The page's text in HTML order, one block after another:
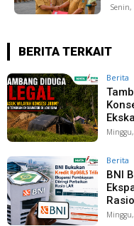
Senin,
BERITA TERKAIT
Berita
Berita
BNI